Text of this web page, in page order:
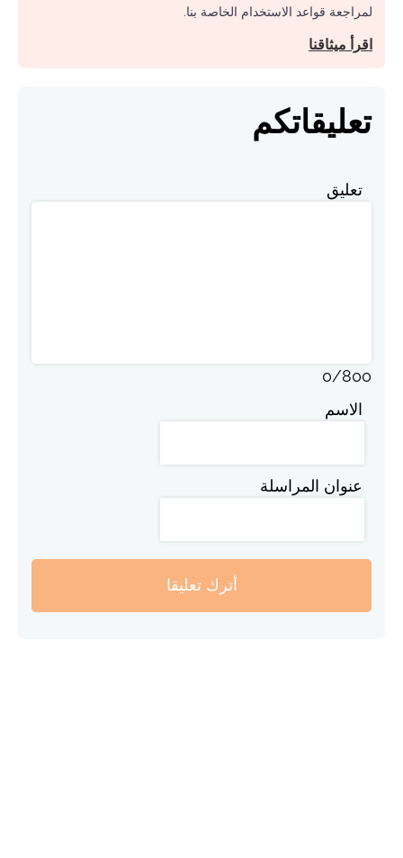
لمراجعة قواعد الاستخدام الخاصة بنا.
اقرأ ميثاقنا
تعليقاتكم
تعليق
0/800
الاسم
عنوان المراسلة
أترك تعليقا